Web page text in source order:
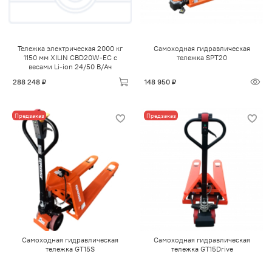
Тележка электрическая 2000 кг
1150 мм XILIN CBD20W-EC с
весами Li-ion 24/50 В/Ач
288 248 ₽
Самоходная гидравлическая
тележка SPT20
148 950 ₽
Предзаказ
Самоходная гидравлическая
тележка GT15S
Предзаказ
Самоходная гидравлическая
тележка GT15Drive